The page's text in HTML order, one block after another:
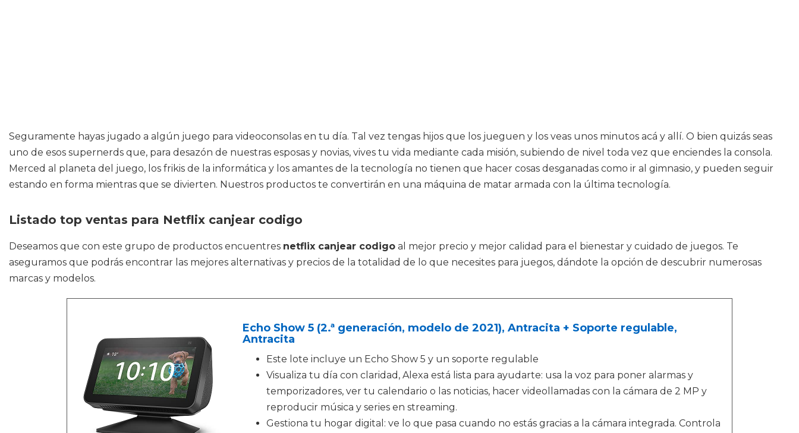
Seguramente hayas jugado a algún juego para videoconsolas en tu día. Tal vez tengas hijos que los jueguen y los veas unos minutos acá y allí. O bien quizás seas
uno de esos supernerds que, para desazón de nuestras esposas y novias, vives tu vida mediante cada misión, subiendo de nivel toda vez que enciendes la consola.
Merced al planeta del juego, los frikis de la informática y los amantes de la tecnología no tienen que hacer cosas desganadas como ir al gimnasio, y pueden seguir
estando en forma mientras que se divierten. Nuestros productos te convertirán en una máquina de matar armada con la última tecnología.
Listado top ventas para Netflix canjear codigo
Deseamos que con este grupo de productos encuentres netflix canjear codigo al mejor precio y mejor calidad para el bienestar y cuidado de juegos. Te
aseguramos que podrás encontrar las mejores alternativas y precios de la totalidad de lo que necesites para juegos, dándote la opción de descubrir numerosas
marcas y modelos.
Echo Show 5 (2.ª generación, modelo de 2021), Antracita + Soporte regulable,
Antracita
Este lote incluye un Echo Show 5 y un soporte regulable
Visualiza tu día con claridad, Alexa está lista para ayudarte: usa la voz para poner alarmas y
temporizadores, ver tu calendario o las noticias, hacer videollamadas con la cámara de 2 MP y
reproducir música y series en streaming.
Gestiona tu hogar digital: ve lo que pasa cuando no estás gracias a la cámara integrada. Controla